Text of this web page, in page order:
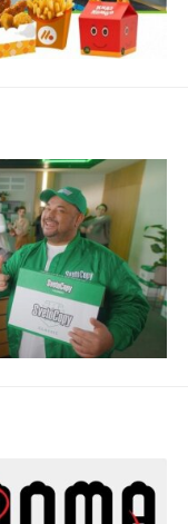
HeyGears анонсировала